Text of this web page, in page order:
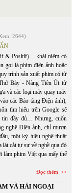
2644)
& Positif) – khái niệm có
gọi là phim điện ảnh hoặc
trình sản xuất phim có từ
Bảy - Nàng Tiên Út từ
và các loại máy quay máy
các Bảo tàng Điện ảnh),
tìm hiểu trên Google sẽ
tin đầy đủ… Nhưng, cuốn
nghệ Điện ảnh, chỉ mượn
một ký hiệu nghệ thuật
lát cắt tự sự về nghề qua đó
làm phim Việt qua mấy thế
Đọc thêm
VÀ HẢI NGOẠI